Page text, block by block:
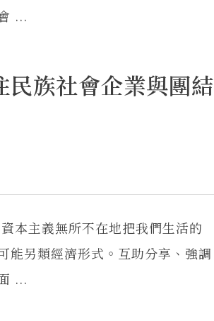
...
族社會企業與團結
本主義無所不在地把我們生活的
能另類經濟形式。互助分享、強調
...